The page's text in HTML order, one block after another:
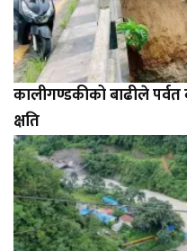
कालीगण्डकीको बाढीले
क्षति